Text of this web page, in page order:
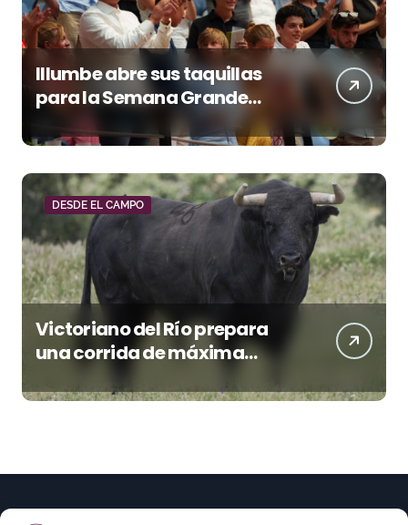
Illumbe abre sus taquillas
para la Semana Grande
Donostiarra
DESDE EL CAMPO
Victoriano del Río prepara
una corrida de máxima
seriedad para Ciudad Real
(En Vídeo)